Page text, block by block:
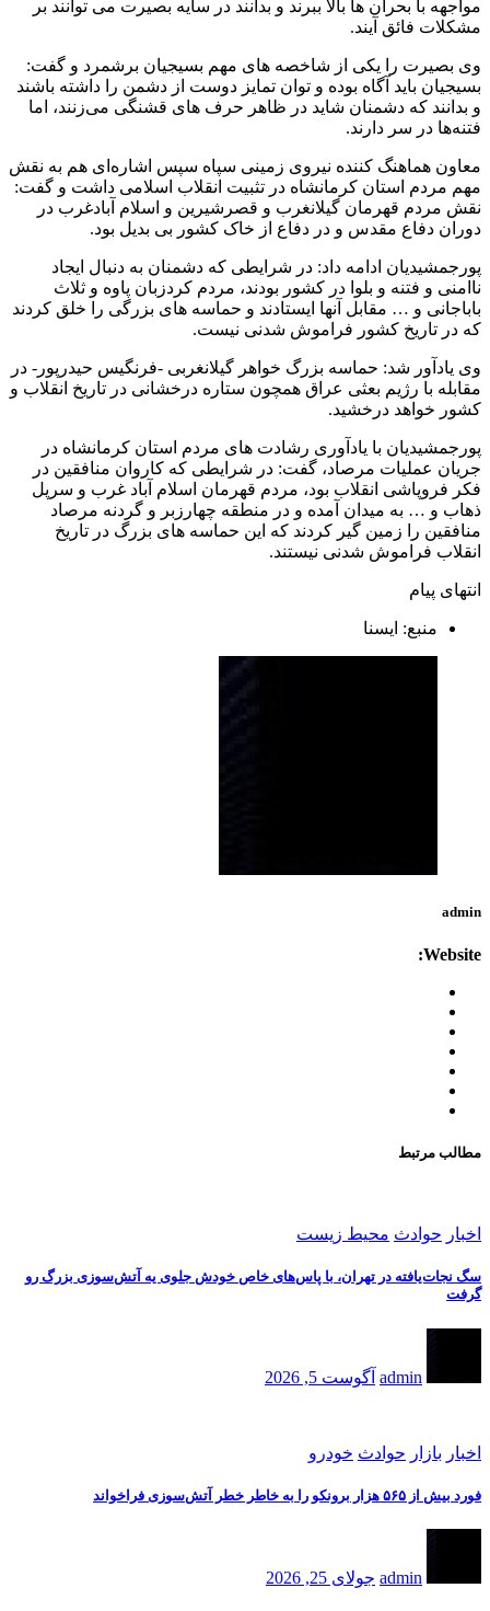
مواجهه با بحران ها بالا ببرند و بدانند در سایه بصیرت می توانند بر
مشکلات فائق آیند.
وی بصیرت را یکی از شاخصه های مهم بسیجیان برشمرد و گفت:
بسیجیان باید آگاه بوده و توان تمایز دوست از دشمن را داشته باشند
و بدانند که دشمنان شاید در ظاهر حرف های قشنگی می‌زنند، اما
فتنه‌ها در سر دارند.
معاون هماهنگ کننده نیروی زمینی سپاه سپس اشاره‌ای هم به نقش
مهم مردم استان کرمانشاه در تثبیت انقلاب اسلامی داشت و گفت:
نقش مردم قهرمان گیلانغرب و قصرشیرین و اسلام آبادغرب در
دوران دفاع مقدس و در دفاع از خاک کشور بی بدیل بود.
پورجمشیدیان ادامه داد: در شرایطی که دشمنان به دنبال ایجاد
ناامنی و فتنه و بلوا در کشور بودند، مردم کردزبان پاوه و ثلاث
باباجانی و … مقابل آنها ایستادند و حماسه های بزرگی را خلق کردند
که در تاریخ کشور فراموش شدنی نیست.
وی یادآور شد: حماسه بزرگ خواهر گیلانغربی -فرنگیس حیدرپور- در
مقابله با رژیم بعثی عراق همچون ستاره درخشانی در تاریخ انقلاب و
کشور خواهد درخشید.
پورجمشیدیان با یادآوری رشادت های مردم استان کرمانشاه در
جریان عملیات مرصاد، گفت: در شرایطی که کاروان منافقین در
فکر فروپاشی انقلاب بود، مردم قهرمان اسلام آباد غرب و سرپل
ذهاب و … به میدان آمده و در منطقه چهارزبر و گردنه مرصاد
منافقین را زمین گیر کردند که این حماسه های بزرگ در تاریخ
انقلاب فراموش شدنی نیستند.
انتهای پیام
منبع: ايسنا
admin
Website:
مطالب مرتبط
اخبار حوادث محیط زیست
سگ نجات‌یافته در تهران، با پاس‌های خاص خودش جلوی یه آتش‌سوزی بزرگ رو
گرفت
admin آگوست 5, 2026
اخبار بازار حوادث خودرو
فورد بیش از ۵۶۵ هزار برونکو را به خاطر خطر آتش‌سوزی فراخواند
admin جولای 25, 2026